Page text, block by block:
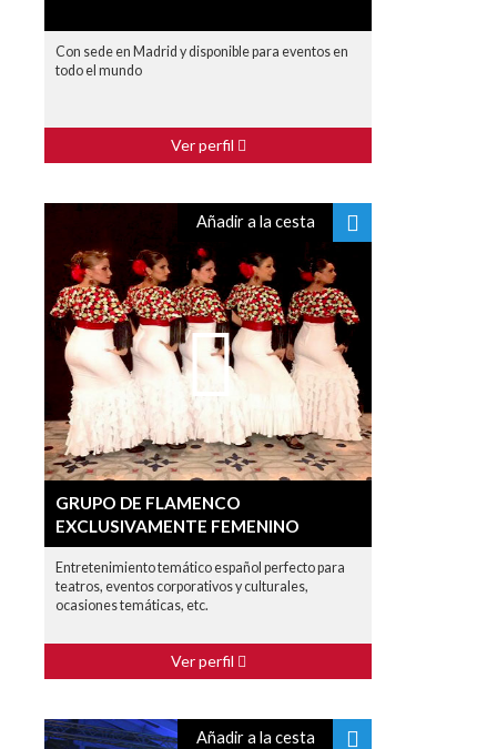
Con sede en Madrid y disponible para eventos en
todo el mundo
Ver perfil
Añadir a la cesta
GRUPO DE FLAMENCO
EXCLUSIVAMENTE FEMENINO
Entretenimiento temático español perfecto para
teatros, eventos corporativos y culturales,
ocasiones temáticas, etc.
Ver perfil
Añadir a la cesta